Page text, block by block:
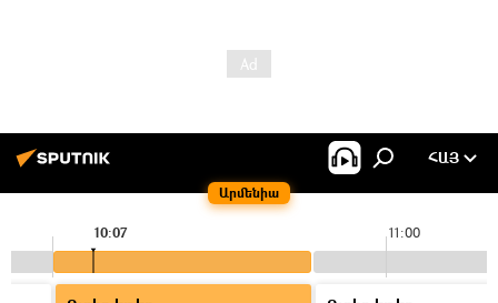
Արմենիա
ՀԱՅ
11:00
10:07